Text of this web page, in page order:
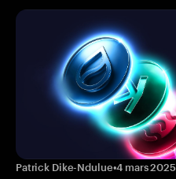
Patrick Dike-Ndulue•4 mars 2025